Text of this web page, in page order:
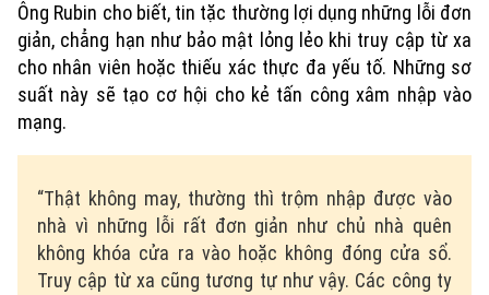
Ông Rubin cho biết, tin tặc thường lợi dụng những lỗi đơn
giản, chẳng hạn như bảo mật lỏng lẻo khi truy cập từ xa
cho nhân viên hoặc thiếu xác thực đa yếu tố. Những sơ
suất này sẽ tạo cơ hội cho kẻ tấn công xâm nhập vào
mạng.
“Thật không may, thường thì trộm nhập được vào
nhà vì những lỗi rất đơn giản như chủ nhà quên
không khóa cửa ra vào hoặc không đóng cửa sổ.
Truy cập từ xa cũng tương tự như vậy. Các công ty